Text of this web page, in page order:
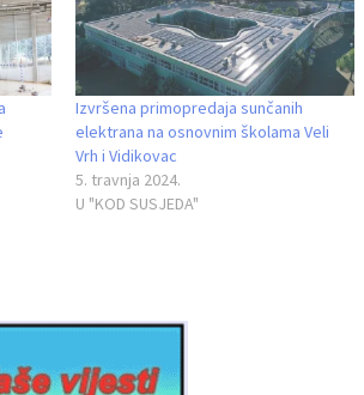
Izvršena primopredaja sunčanih
elektrana na osnovnim školama Veli
Vrh i Vidikovac
5. travnja 2024.
U "KOD SUSJEDA"